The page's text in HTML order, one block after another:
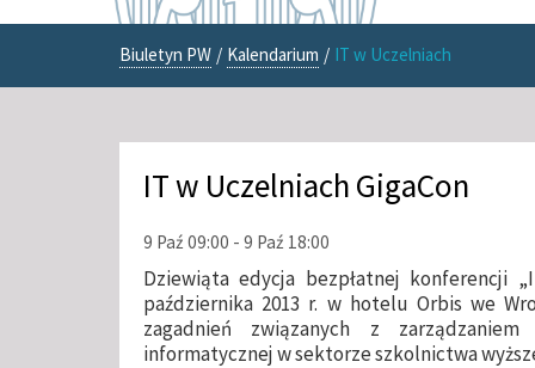
Biuletyn PW / Kalendarium / IT w Uczelniach
IT w Uczelniach GigaCon
9 Paź 09:00 - 9 Paź 18:00
Dziewiąta edycja bezpłatnej konferencji
października 2013 r. w hotelu Orbis we
zagadnień związanych z
informatycznej w sektorze szkolnictwa